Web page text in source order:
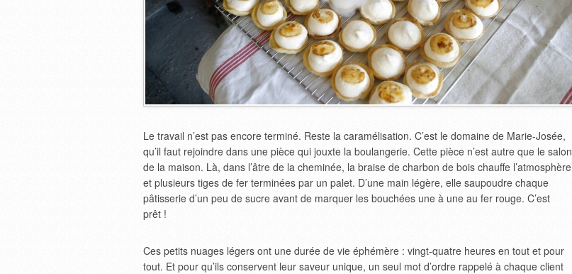
Le travail n’est pas encore terminé. Reste la caramélisation. C’est le domaine de Marie-Josée,
qu’il faut rejoindre dans une pièce qui jouxte la boulangerie. Cette pièce n’est autre que le salon
de la maison. Là, dans l’âtre de la cheminée, la braise de charbon de bois chauffe l’atmosphère
et plusieurs tiges de fer terminées par un palet. D’une main légère, elle saupoudre chaque
pâtisserie d’un peu de sucre avant de marquer les bouchées une à une au fer rouge. C’est
prêt !
Ces petits nuages légers ont une durée de vie éphémère : vingt-quatre heures en tout et pour
tout. Et pour qu’ils conservent leur saveur unique, un seul mot d’ordre rappelé à chaque client